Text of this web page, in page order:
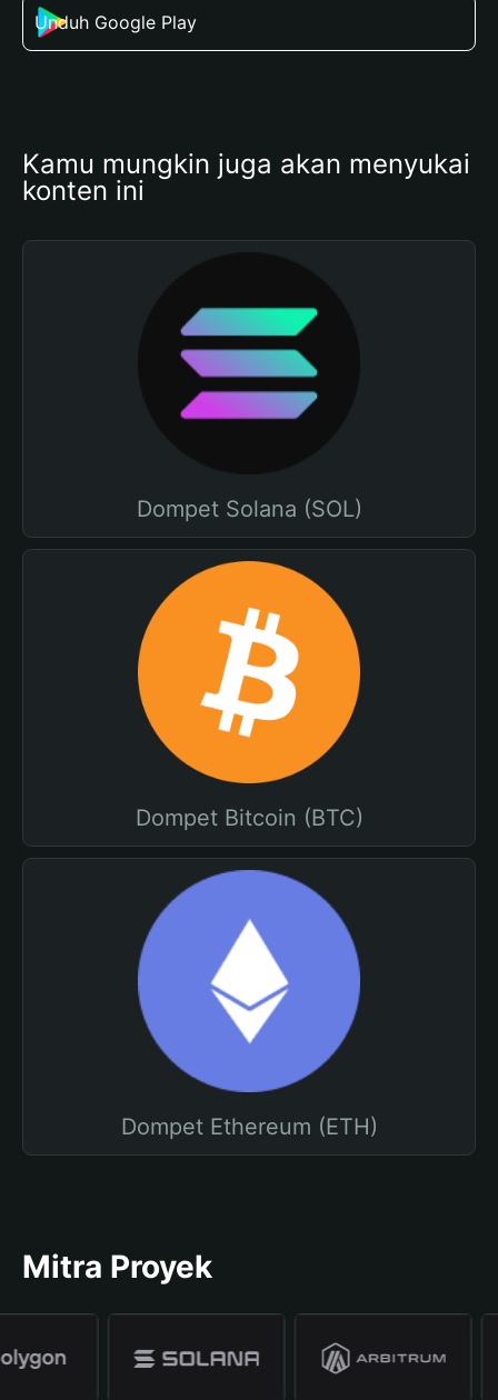
Unduh Google Play
Kamu mungkin juga akan menyukai
konten ini
Dompet Solana (SOL)
Dompet Bitcoin (BTC)
Dompet Ethereum (ETH)
Mitra Proyek